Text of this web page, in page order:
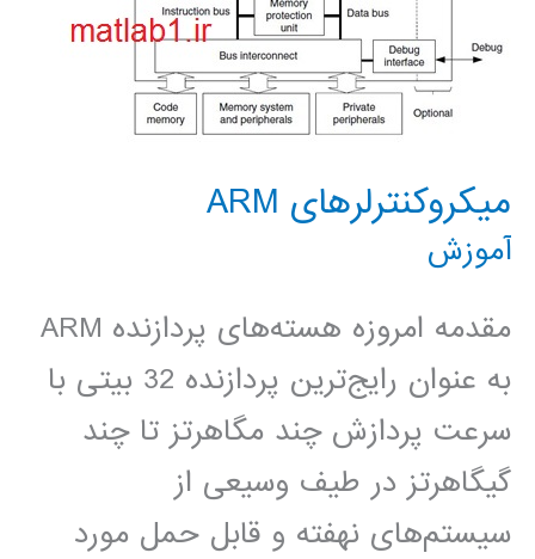
میکروکنترلرهای ARM
آموزش
مقدمه امروزه هسته‌های پردازنده ARM
به عنوان رایج‌ترین پردازنده 32 بیتی با
سرعت پردازش چند مگاهرتز تا چند
گیگاهرتز در طیف وسیعی از
سیستم‌های نهفته و قابل حمل مورد